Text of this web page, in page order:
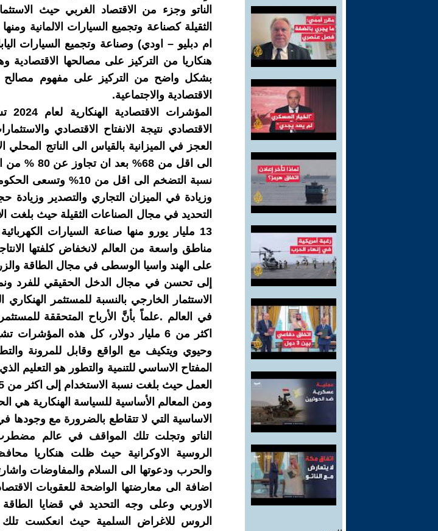
الناتو وجزء من الاقتصاد الغربي حيث
الثقيلة كصناعة وتجميع السيارات الالمانية
ام دبليو – اودي) وصناعة وتجميع السيارات
هنكاريا من التركيز على مصالحها الاقتصادية
بشكل واضح من التركيز على مفهوم مصالح
الاقتصادية والاجتماعية.
الاقتصادي نتيجة الانفتاح الاقتصادي
العجز في الميزانية بالقياس الى الناتج
الى اقل من
وزيادة في الميزان التجاري والتصدير وزيادة
التحديد في مجال الصناعات الثقيلة حيث بلغت
13 مليار يورو منها صناعة السيارات
مناطق واسعة من العالم لانخفاض كلفتها
على الهند واسيا الوسطى في مجال الطاقة
إلى تحسن في مجال الدخل الحقيقي للفرد
الاستثمار الخارجي بالنسبة للمستثمر
في العالم .علماً بأنَّ الأرباح المتحققة
اكثر من 6 مليار دولار، كل هذه
وحيوي ويتكيف مع الواقع وقابل للمرونة
المفتاح الاساسي للتنمية والتطور هو
العمل حيث بلغت نسبة الاستخدام إلى اكثر من 85% .
ومن المعالم الأساسية للسياسة الهنكارية هي
الاساسية التي لا تتقاطع بالضرورة مع
الناتو وتجلت تلك المواقف في عالم
الروسية الاوكرانية حيث ظلت هنكاريا
والحرب ودعوتها الى السلام والمفاوضات
اضافة الى معارضتها الواضحة للعقوبات
الاوربي وعلى وجه التحديد في قضايا الطاقة
الروس للاغراض السلمية حيث انعكست تلك